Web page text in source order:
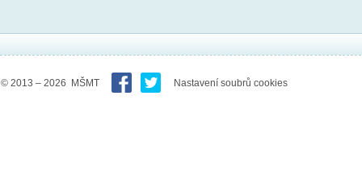
© 2013 – 2026 MŠMT Nastavení soubrů cookies